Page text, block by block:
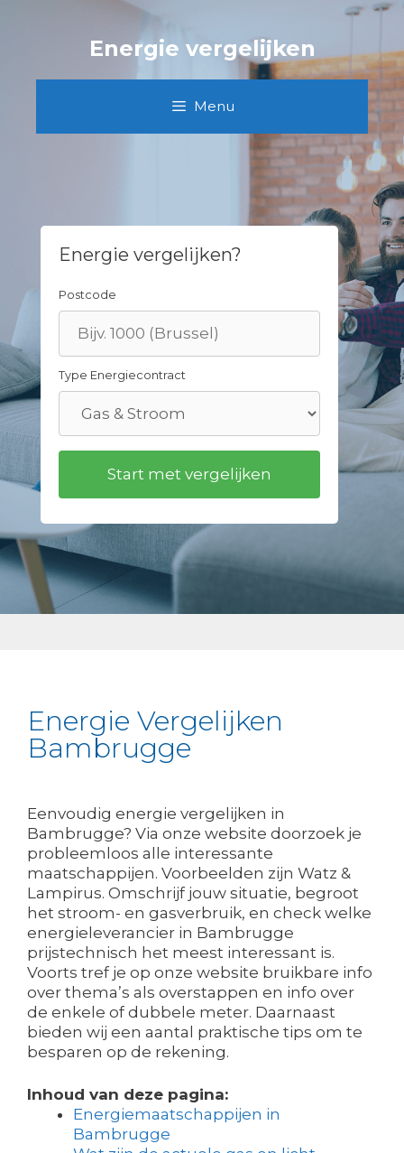
Energie vergelijken
Menu
Energie vergelijken?
Postcode
Type Energiecontract
Energie Vergelijken
Bambrugge
Eenvoudig energie vergelijken in
Bambrugge? Via onze website doorzoek je
probleemloos alle interessante
maatschappijen. Voorbeelden zijn Watz &
Lampirus. Omschrijf jouw situatie, begroot
het stroom- en gasverbruik, en check welke
energieleverancier in Bambrugge
prijstechnisch het meest interessant is.
Voorts tref je op onze website bruikbare info
over thema’s als overstappen en info over
de enkele of dubbele meter. Daarnaast
bieden wij een aantal praktische tips om te
besparen op de rekening.
Inhoud van deze pagina:
Energiemaatschappijen in
Bambrugge